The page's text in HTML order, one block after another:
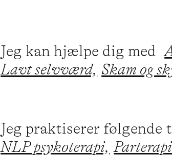
Jeg kan hjælpe dig med
Lavt selvværd, Skam og
Jeg praktiserer følgende
NLP psykoterapi, Parterapi